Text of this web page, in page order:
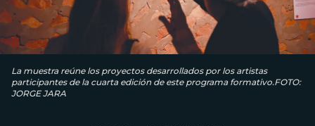
La muestra reúne los proyectos desarrollados por los artistas
participantes de la cuarta edición de este programa formativo.FOTO:
JORGE JARA